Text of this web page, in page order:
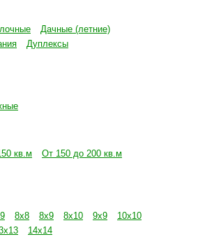
Дачные (летние)
Дуплексы
кв.м
От 150 до 200 кв.м
8х8 8х9 8х10 9х9
10х10
14х14